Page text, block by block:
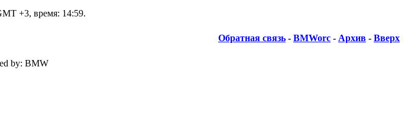
+3, время: 14:59.
Обратная связь - BMWorc - Архив - Вверх
by: BMW